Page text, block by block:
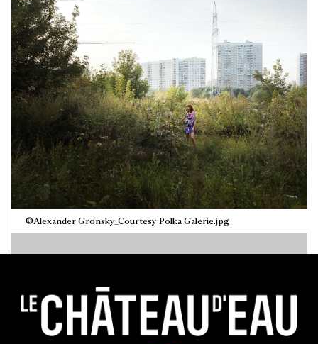
©Alexander Gronsky_Courtesy Polka Galerie.jpg